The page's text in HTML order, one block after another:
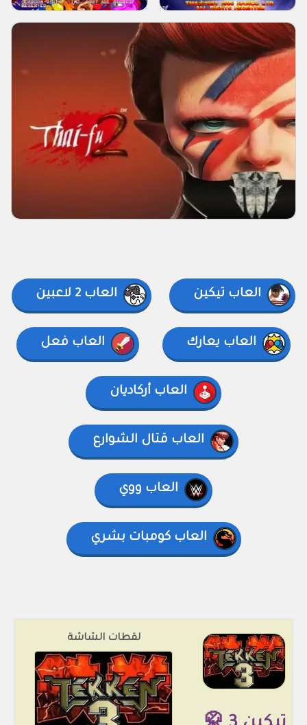
العاب تيكين العاب 2 لاعبين
العاب يعارك العاب فعل
العاب أركاديان
العاب قتال الشوارع
العاب ووي
العاب كومبات بشري
لقطات الشاشة